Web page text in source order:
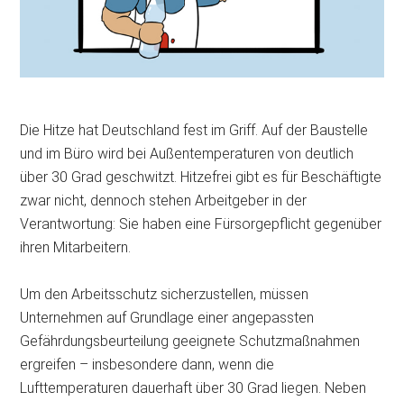
Die Hitze hat Deutschland fest im Griff. Auf der Baustelle
und im Büro wird bei Außentemperaturen von deutlich
über 30 Grad geschwitzt. Hitzefrei gibt es für Beschäftigte
zwar nicht, dennoch stehen Arbeitgeber in der
Verantwortung: Sie haben eine Fürsorgepflicht gegenüber
ihren Mitarbeitern.
Um den Arbeitsschutz sicherzustellen, müssen
Unternehmen auf Grundlage einer angepassten
Gefährdungsbeurteilung geeignete Schutzmaßnahmen
ergreifen – insbesondere dann, wenn die
Lufttemperaturen dauerhaft über 30 Grad liegen. Neben